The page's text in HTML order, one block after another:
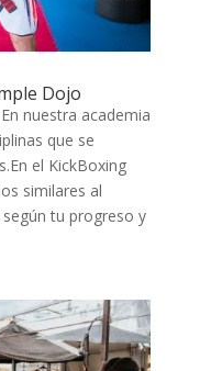
Dojo
nuestra academia
que se
el KickBoxing
similares al
tu progreso y